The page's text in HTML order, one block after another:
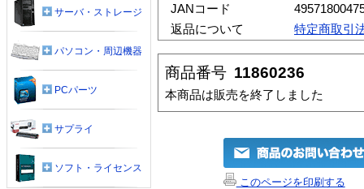
JANコード
返品について
特定商取引
商品番号 11860236
本商品は販売を終了しました
このページを印刷する
サーバ・ストレージ
パソコン・周辺機器
PCパーツ
サプライ
ソフト・ライセンス